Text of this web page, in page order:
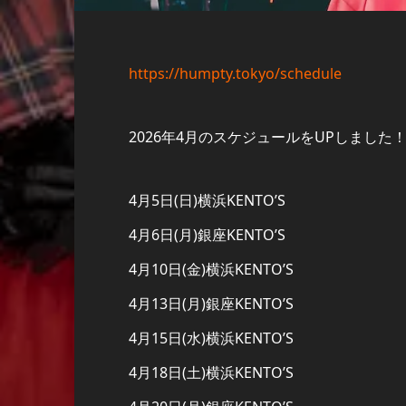
https://humpty.tokyo/schedule
2026年4月のスケジュールをUPしました！
4月5日(日)横浜KENTO’S
4月6日(月)銀座KENTO’S
4月10日(金)横浜KENTO’S
4月13日(月)銀座KENTO’S
4月15日(水)横浜KENTO’S
4月18日(土)横浜KENTO’S